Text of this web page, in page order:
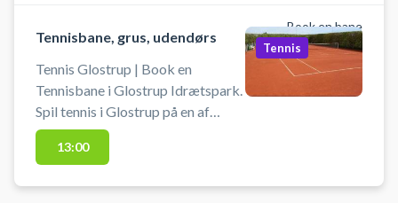
Book en bane
Tennisbane, grus, udendørs
Tennis Glostrup | Book en
Tennisbane i Glostrup Idrætspark.
Spil tennis i Glostrup på en af
grusbanerne hos Glostrup
Idrætspark. Du skal selv
Tennis
13:00